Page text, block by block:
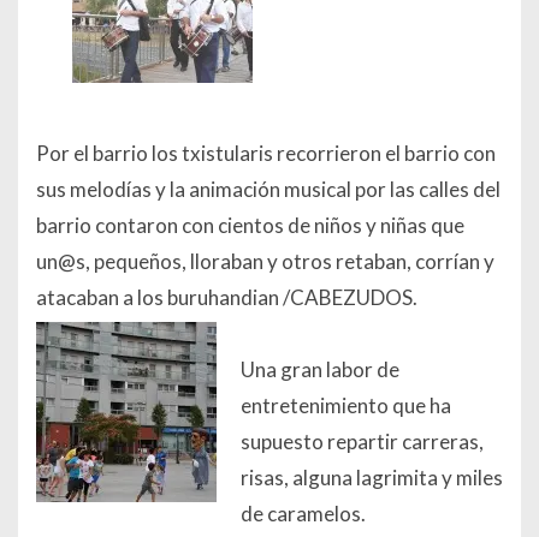
Por el barrio los txistularis recorrieron el barrio con
sus melodías y la animación musical por las calles del
barrio contaron con cientos de niños y niñas que
un@s, pequeños, lloraban y otros retaban, corrían y
atacaban a los buruhandian /CABEZUDOS.
Una gran labor de
entretenimiento que ha
supuesto repartir carreras,
risas, alguna lagrimita y miles
de caramelos.